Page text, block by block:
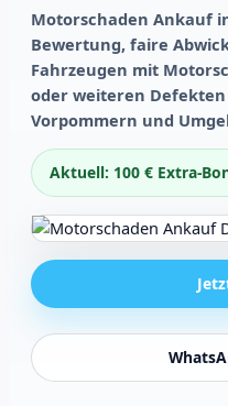
Motorschaden Ankauf
Bewertung, faire
Fahrzeugen mit
oder weiteren
Vorpommern und
Aktuell: 100 € Extra-